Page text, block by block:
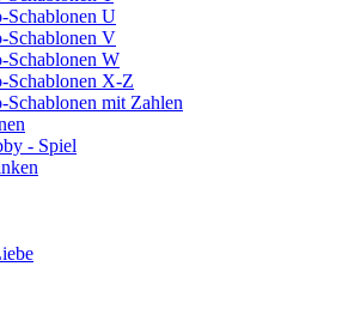
Schablonen U
Schablonen V
Schablonen W
Schablonen X-Z
Schablonen mit Zahlen
- Spiel